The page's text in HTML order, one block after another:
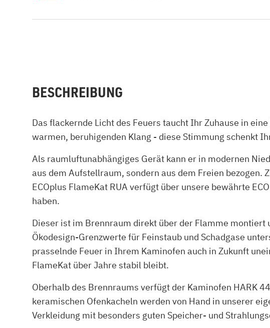
BESCHREIBUNG
Das flackernde Licht des Feuers taucht Ihr Zuhause in
warmen, beruhigenden Klang - diese Stimmung schenkt
Als raumluftunabhängiges Gerät kann er in modernen
aus dem Aufstellraum, sondern aus dem Freien bezogen.
ECOplus FlameKat RUA verfügt über unsere bewährte
haben.
Dieser ist im Brennraum direkt über der Flamme montiert
Ökodesign-Grenzwerte für Feinstaub und Schadgase
prasselnde Feuer in Ihrem Kaminofen auch in Zukunft
FlameKat über Jahre stabil bleibt.
Oberhalb des Brennraums verfügt der Kaminofen HARK
keramischen Ofenkacheln werden von Hand in unserer
Verkleidung mit besonders guten Speicher- und